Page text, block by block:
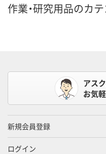
作業・研究用品のカ
アス
お気
新規会員登録
ログイン